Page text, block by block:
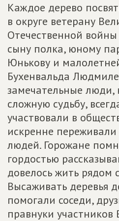
Каждое дерево
в округе ветерану
Отечественной
сыну полка, юному
Юнькову и
Бухенвальда
замечательные люди,
сложную судьбу,
участвовали в
искренне переживали
людей. Горожане
гордостью
довелось жить рядом
Высаживать деревья
помогали соседи,
правнуки участников